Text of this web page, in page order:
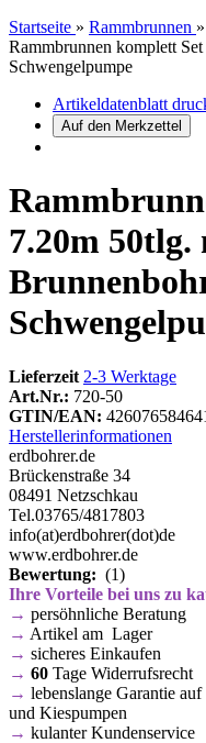
Startseite » Rammbrunnen »
Rammbrunnen komplett
Schwengelpumpe
Artikeldatenblatt
7.20m 50tlg.
Lieferzeit 2-3 Werktage
Art.Nr.: 720-50
GTIN/EAN:
Herstellerinformationen
erdbohrer.de
Brückenstraße 34
08491 Netzschkau
Tel.03765/4817803
info(at)erdbohrer(dot)de
www.erdbohrer.de
Bewertung: (1)
Ihre Vorteile bei uns zu
→ persöhnliche Beratung
→ Artikel am Lager
→ sicheres Einkaufen
→ 60 Tage Widerrufsrecht
→ lebenslange Garantie
und Kiespumpen
→ kulanter Kundenservice